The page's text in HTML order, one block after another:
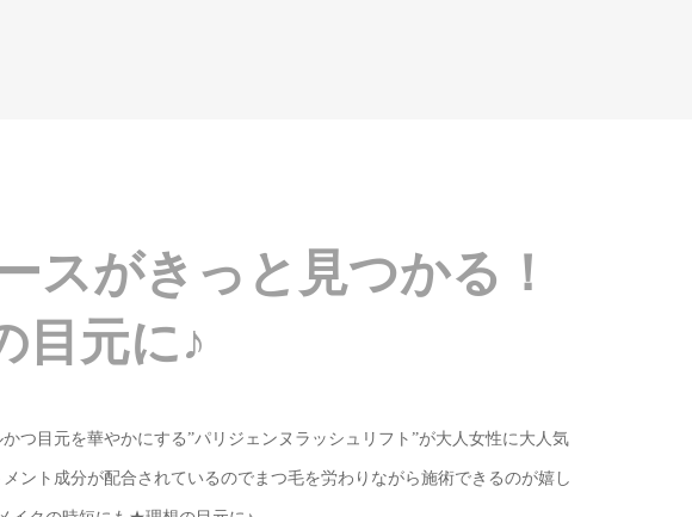
スがきっと見つかる！
目元に♪
つ目元を華やかにする”パリジェンヌラッシュリフト”が大人女性に大人気
ント成分が配合されているのでまつ毛を労わりながら施術できるのが嬉し